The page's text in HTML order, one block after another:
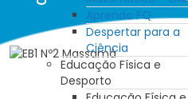
Aprendo FQ
Despertar para a
Ciência
Educação Física e
Desporto